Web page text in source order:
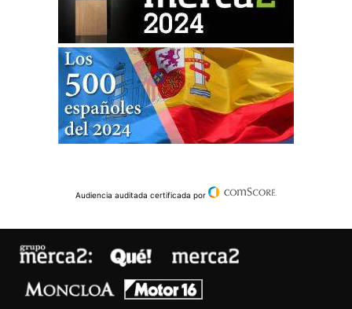
Audiencia auditada certificada por